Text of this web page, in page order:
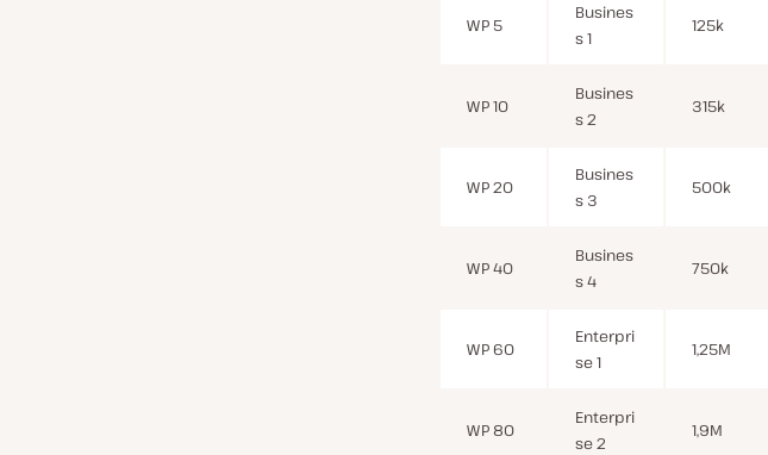
WP 5
Busines
s 1
125k
WP 10
Busines
s 2
315k
WP 20
Busines
s 3
500k
WP 40
Busines
s 4
750k
WP 60
Enterpri
se 1
1,25M
WP 80
Enterpri
se 2
1,9M